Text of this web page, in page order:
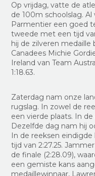
Op vrijdag, vatte de
de 100m schoolslag.
Parmentier een goed
tweede met een tijd
hij de zilveren medaille
Canadees Michie
Ireland van Team
1:18.63.
Zaterdag nam onze
rugslag. In zowel de
een vierde plaats. In
Dezelfde dag nam hij
In de reeksen
tijd van 2:27.25.
de finale (2:28.09),
een gemiste kans
medaillewinnaar,